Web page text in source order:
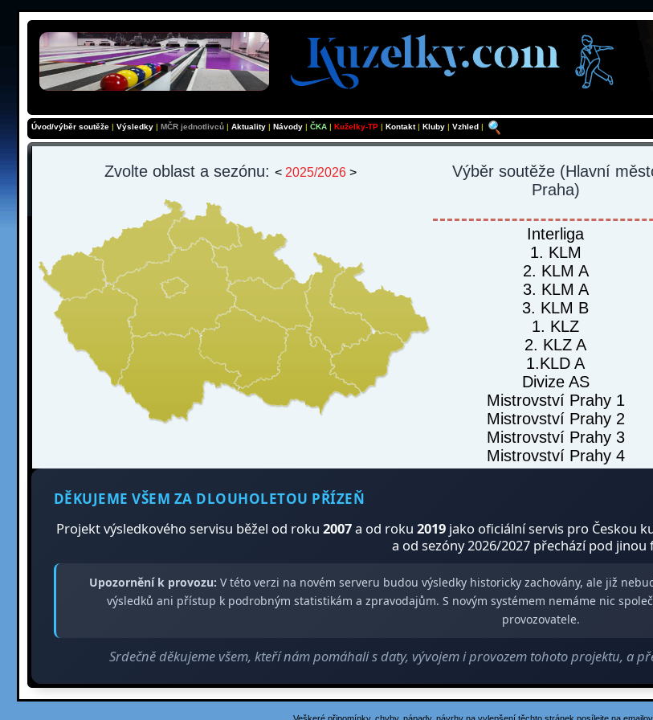
Úvod/výběr soutěže| Výsledky| MČR jednotlivců | Aktuality| Návody | ČKA| Kuželky-TP| Kontakt| Kluby | Vzhled |
Zvolte oblast a sezónu: < 2025/2026 > Výběr soutěže(Hlavní
Praha)
Interliga
1. KLM
2. KLM A
3. KLM A
3. KLM B
1. KLZ
2. KLZ A
1.KLD A
Divize AS
Mistrovství Prahy 1
Mistrovství Prahy 2
Mistrovství Prahy 3
Mistrovství Prahy 4
DĚKUJEME VŠEM ZA DLOUHOLETOU PŘÍZEŇ
Projekt výsledkového servisu běžel od roku 2007a od roku 2019jako oficiální servis pro Českou
a od sezóny 2026/2027 přechází pod jinou
Upozornění k provozu: V této verzi na novém serveru budou výsledky historicky zachovány, ale již
výsledků ani přístup k podrobným statistikám a zpravodajům. S novým systémem nemáme nic
provozovatele.
Srdečně děkujeme všem, kteří nám pomáhali s daty, vývojem i provozem tohoto projektu, a